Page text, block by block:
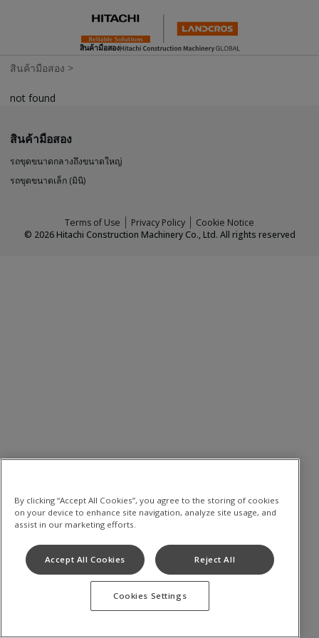
สินค้ามือสอง
สินค้ามือสอง >
not found
สินค้ามือสอง
รถขุดขนาดกลางถึงขนาดใหญ่
รถขุดขนาดเล็ก (มินิ)
Terms of Use Privacy Policy
Cookie Notice
© 2026Hitachi Construction Machinery Co., Ltd. All rights reserved
By clicking “Accept All Cookies”, you agree to the storing of cookies
on your device to enhance site navigation, analyze site usage, and
assist in our marketing efforts.
Accept All Cookies Reject All
Cookies Settings